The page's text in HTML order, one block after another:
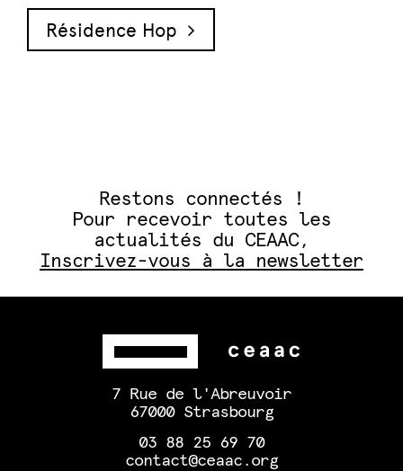
Résidence Hop
Restons connectés !
Pour recevoir toutes les
actualités du CEAAC,
Inscrivez-vous à la newsletter
7 Rue de l'Abreuvoir
67000 Strasbourg
03 88 25 69 70
contact@ceaac.org